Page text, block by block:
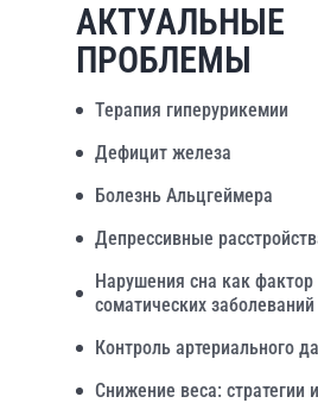
АКТУАЛЬНЫЕ
ПРОБЛЕМЫ
Терапия гиперурикемии
Дефицит железа
Болезнь Альцгеймера
Депрессивные
Нарушения сна как фактор
соматических заболеваний
Контроль артериального
Снижение веса: стратегии